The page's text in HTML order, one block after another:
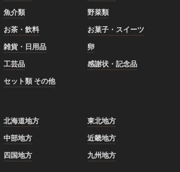
魚介類
野菜類
お茶・飲料
お菓子・スイーツ
雑貨・日用品
卵
工芸品
感謝状・記念品
セット類 その他
北海道地方
東北地方
中部地方
近畿地方
四国地方 九州地方